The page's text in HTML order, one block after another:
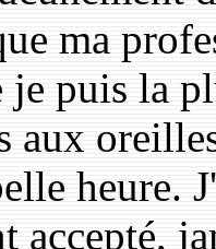
ma
je puis la
aux
heure.
accepté,